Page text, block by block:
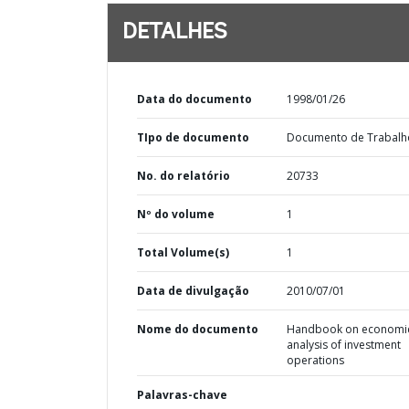
DETALHES
Data do documento 1998/01/26
TIpo de documento Documento de
No. do relatório 20733
Nº do volume 1
Total Volume(s) 1
Data de divulgação 2010/07/01
Nome do documento
Handbook on
analysis of investment
operations
Palavras-chave